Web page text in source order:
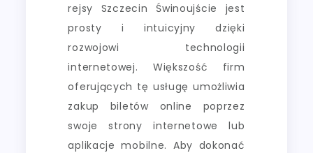
rejsy Szczecin Świnoujście jest
prosty i intuicyjny dzięki
rozwojowi technologii
internetowej. Większość firm
oferujących tę usługę umożliwia
zakup biletów online poprzez
swoje strony internetowe lub
aplikacje mobilne. Aby dokonać